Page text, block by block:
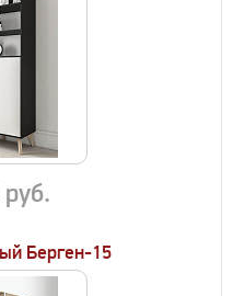
руб.
Берген-15